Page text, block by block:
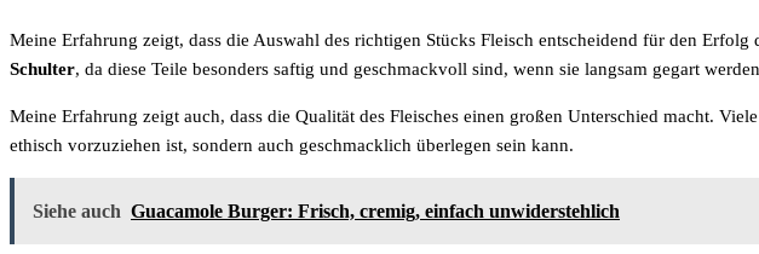
Meine Erfahrung zeigt, dass die Auswahl des richtigen Stücks Fleisch entscheidend für den Erfolg
Schulter, da diese Teile besonders saftig und geschmackvoll sind, wenn sie langsam gegart
Meine Erfahrung zeigt auch, dass die Qualität des Fleisches einen großen Unterschied macht.
ethisch vorzuziehen ist, sondern auch geschmacklich überlegen sein kann.
Siehe auch Guacamole Burger: Frisch, cremig, einfach unwiderstehlich